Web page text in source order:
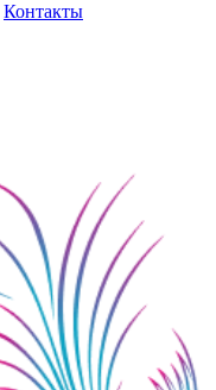
Контакты